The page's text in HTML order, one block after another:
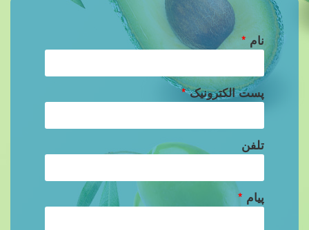
نام *
پست الکترونیک*
تلفن
پیام *